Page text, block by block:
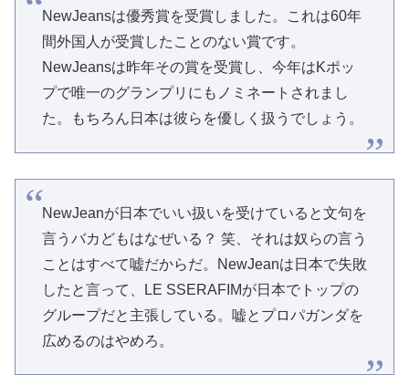
NewJeansは優秀賞を受賞しました。これは60年
間外国人が受賞したことのない賞です。
NewJeansは昨年その賞を受賞し、今年はKポッ
プで唯一のグランプリにもノミネートされまし
た。もちろん日本は彼らを優しく扱うでしょう。
NewJeanが日本でいい扱いを受けていると文句を
言うバカどもはなぜいる？ 笑、それは奴らの言う
ことはすべて嘘だからだ。NewJeanは日本で失敗
したと言って、LE SSERAFIMが日本でトップの
グループだと主張している。嘘とプロパガンダを
広めるのはやめろ。